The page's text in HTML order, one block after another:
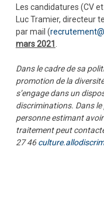
Les candidatures (CV
Luc Tramier, directeur
par mail (
mars 2021
Dans le cadre de sa
promotion de la
s’engage dans un
discriminations. Dans
personne estimant avoir
traitement peut
27 46